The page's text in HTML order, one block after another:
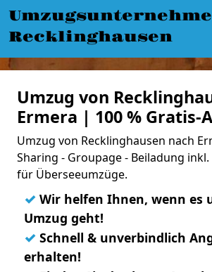
Recklinghausen
Umzug von
Ermera | 100 % Gratis-
Umzug von Recklinghausen nach
Sharing - Groupage - Beiladung
für Überseeumzüge.
✓ Wir helfen Ihnen, wenn es
Umzug geht!
✓ Schnell & unverbindlich
erhalten!